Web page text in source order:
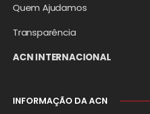
Quem Ajudamos
Transparência
ACN INTERNACIONAL
INFORMAÇÃO DA ACN